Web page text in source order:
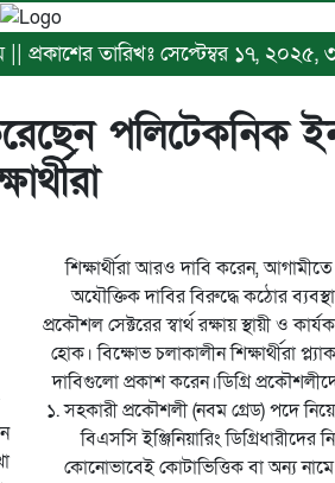
প্রকাশের তারিখঃ সেপ্টেম্বর ১৭, ২০২৫,
পলিটেকনিক
শিক্ষার্থীরা আরও দাবি করেন,
অযৌক্তিক দাবির বিরুদ্ধে কঠোর
প্রকৌশল সেক্টরের স্বার্থ রক্ষায় স্থায়ী ও
হোক। বিক্ষোভ চলাকালীন শিক্ষার্থীরা
দাবিগুলো প্রকাশ করেন।ডিগ্রি
১. সহকারী প্রকৌশলী (নবম গ্রেড) পদে
বিএসসি ইঞ্জিনিয়ারিং ডিগ্রিধারীদের
কোনোভাবেই কোটাভিত্তিক বা অন্য